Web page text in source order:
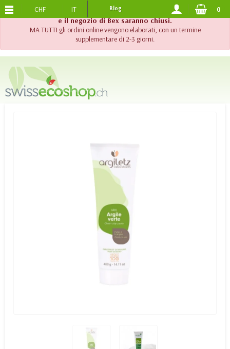
!! Importante !! Fino al 20 agosto 2026, l'assistenza telefonica
e il negozio di Bex saranno chiusi.
MA TUTTI gli ordini online vengono elaborati, con un termine
supplementare di 2-3 giorni.
SPEDIZIONE GRATUITADA 120.-
CHF IT Blog 0